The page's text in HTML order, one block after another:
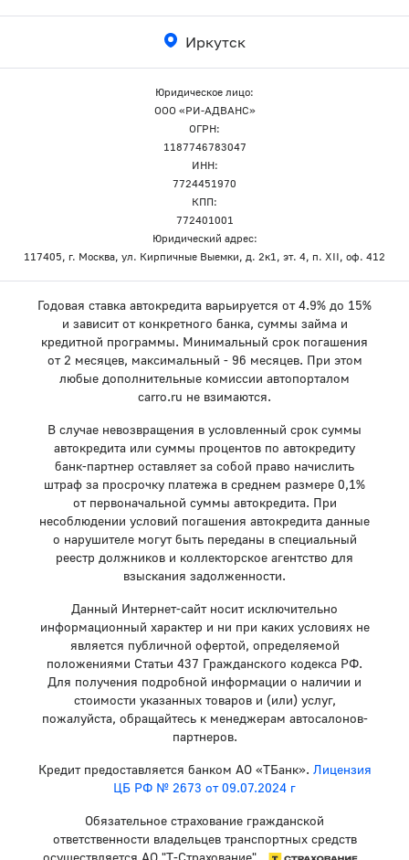
Иркутск
Юридическое лицо:
ООО «РИ-АДВАНС»
ОГРН:
1187746783047
ИНН:
7724451970
КПП:
772401001
Юридический адрес:
117405, г. Москва, ул. Кирпичные Выемки, д. 2к1, эт. 4, п. XII, оф. 412
Годовая ставка автокредита варьируется от 4.9% до 15%
и зависит от конкретного банка, суммы займа и
кредитной программы. Минимальный срок погашения
от 2 месяцев, максимальный - 96 месяцев. При этом
любые дополнительные комиссии автопорталом
carro.ru не взимаются.
В случае невозвращения в условленный срок суммы
автокредита или суммы процентов по автокредиту
банк-партнер оставляет за собой право начислить
штраф за просрочку платежа в среднем размере 0,1%
от первоначальной суммы автокредита. При
несоблюдении условий погашения автокредита данные
о нарушителе могут быть переданы в специальный
реестр должников и коллекторское агентство для
взыскания задолженности.
Данный Интернет-сайт носит исключительно
информационный характер и ни при каких условиях не
является публичной офертой, определяемой
положениями Статьи 437 Гражданского кодекса РФ.
Для получения подробной информации о наличии и
стоимости указанных товаров и (или) услуг,
пожалуйста, обращайтесь к менеджерам автосалонов-
партнеров.
Кредит предоставляется банком АО «ТБанк». Лицензия
ЦБ РФ № 2673 от 09.07.2024 г
Обязательное страхование гражданской
ответственности владельцев транспортных средств
осуществляется АО "Т-Страхование"